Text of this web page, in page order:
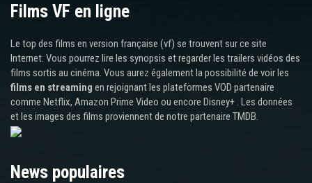
Films VF en ligne
Le top des films en version française (vf) se trouvent sur ce site
Internet. Vous pourrez lire les synopsis et regarder les trailers vidéos des
films sortis au cinéma. Vous aurez également la possibilité de voir les
films en streaming en rejoignant les plateformes VOD partenaire
comme Netflix, Amazon Prime Video ou encore Disney+ . Les données
et les images des films proviennent de notre partenaire TMDB.
News populaires